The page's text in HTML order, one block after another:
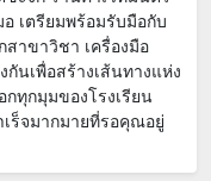
เตรียมพร้อมรับมือกับ
าขาวิชา เครื่องมือ
นเพื่อสร้างเส้นทางแห่ง
ทุกมุมของโรงเรียน
ร็จมากมายที่รอคุณอยู่